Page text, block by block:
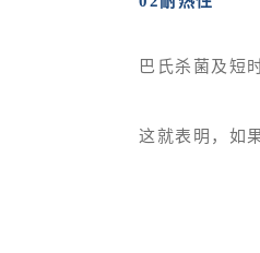
巴氏杀菌及短
这就表明，如